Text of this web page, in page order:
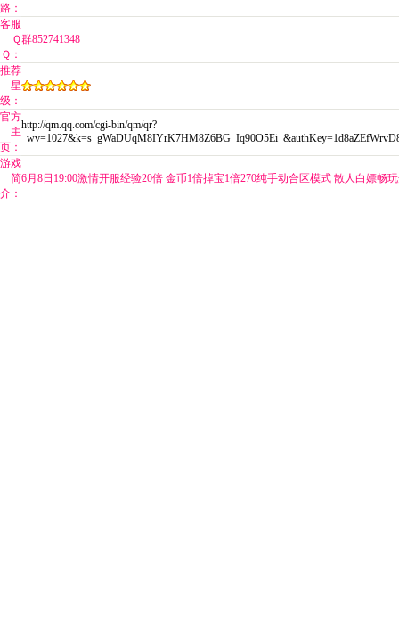
路：
客服
Ｑ
Ｑ：
群852741348
推荐
星
级：
官方
主
页：
http://qm.qq.com/cgi-bin/qm/qr?
游戏
简
介：
6月8日19:00激情开服经验20倍 金币1倍掉宝1倍270纯手动合区模式 散人白嫖畅